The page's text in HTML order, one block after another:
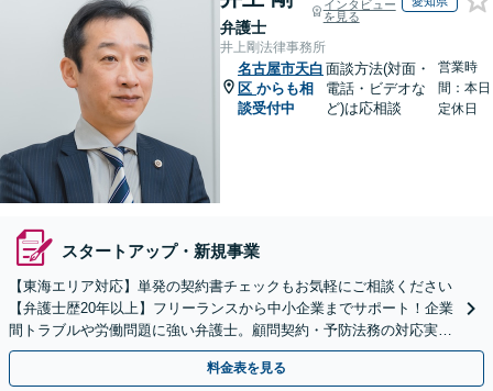
弁護士
インタビュー
を見る
井上剛法律事務所
名古屋市天白
区 からも相
談受付中
面談方法(対面・
電話・ビデオな
ど)は応相談
営業時
間：本日
定休日
スタートアップ・新規事業
【東海エリア対応】単発の契約書チェックもお気軽にご相談ください
【弁護士歴20年以上】フリーランスから中小企業までサポート！企業
間トラブルや労働問題に強い弁護士。顧問契約・予防法務の対応実績
も豊富です。【夜間・休日面談可】【完全個室】
料金表を見る